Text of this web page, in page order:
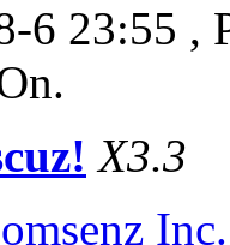
6 23:55 ,
X3.3
Inc.